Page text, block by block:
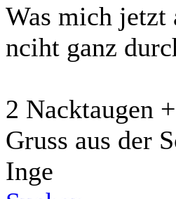
Was mich jetzt
nciht ganz
2 Nacktaugen
Gruss aus der
Inge